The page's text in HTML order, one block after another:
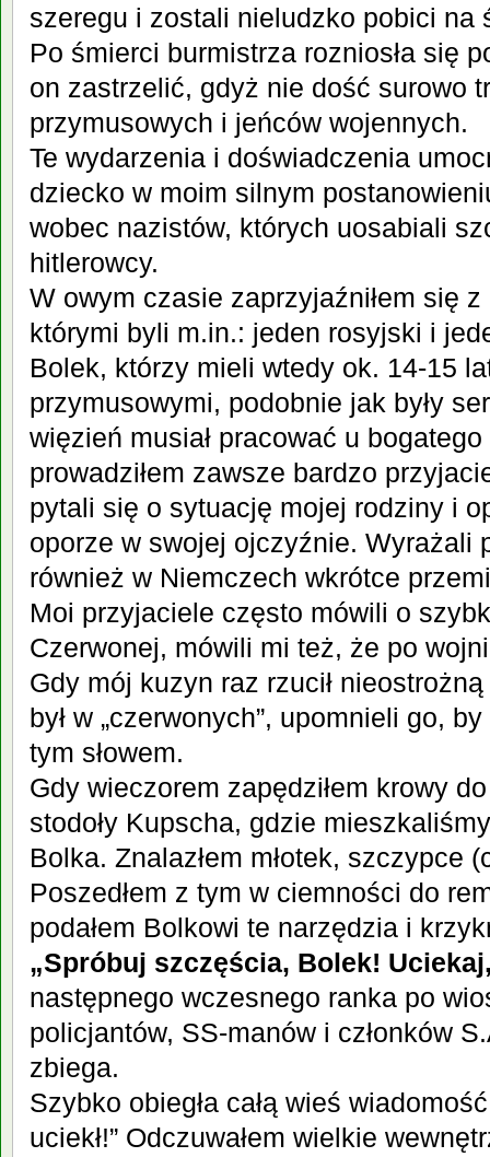
szeregu i zostali nieludzko pobici na
Po śmierci burmistrza rozniosła się
on zastrzelić, gdyż nie dość surowo
przymusowych i jeńców wojennych.
Te wydarzenia i doświadczenia
dziecko w moim silnym
wobec nazistów, których uosabiali
hitlerowcy.
W owym czasie zaprzyjaźniłem się
którymi byli m.in.: jeden rosyjski i
Bolek, którzy mieli wtedy ok. 14-15
przymusowymi, podobnie jak były
więzień musiał pracować u bogatego
prowadziłem zawsze bardzo
pytali się o sytuację mojej rodziny i
oporze w swojej ojczyźnie. Wyrażali
również w Niemczech wkrótce
Moi przyjaciele często mówili o
Czerwonej, mówili mi też, że po
Gdy mój kuzyn raz rzucił
był w „czerwonych”, upomnieli go,
tym słowem.
Gdy wieczorem zapędziłem krowy
stodoły Kupscha, gdzie
Bolka. Znalazłem młotek, szczypce
Poszedłem z tym w ciemności do
podałem Bolkowi te narzędzia i
„Spróbuj szczęścia, Bolek!
następnego wczesnego ranka po
policjantów, SS-manów i członków
zbiega.
Szybko obiegła całą wieś
uciekł!” Odczuwałem wielkie